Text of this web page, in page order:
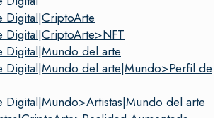
Digital|CriptoArte
Digital|CriptoArte>NFT
Digital|Mundo del arte
Digital|Mundo del arte|Mundo>Perfil de
Digital|Mundo>Artistas|Mundo del arte